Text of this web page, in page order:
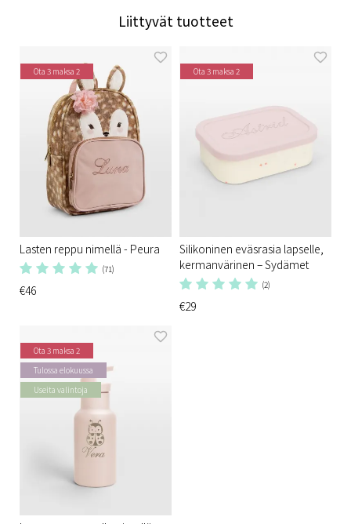
Liittyvät tuotteet
Ota 3 maksa 2
Lasten reppu nimellä - Peura
(71)
€46
Ota 3 maksa 2
Silikoninen eväsrasia lapselle,
kermanvärinen – Sydämet
(2)
€29
Ota 3 maksa 2
Tulossa elokuussa
Useita valintoja